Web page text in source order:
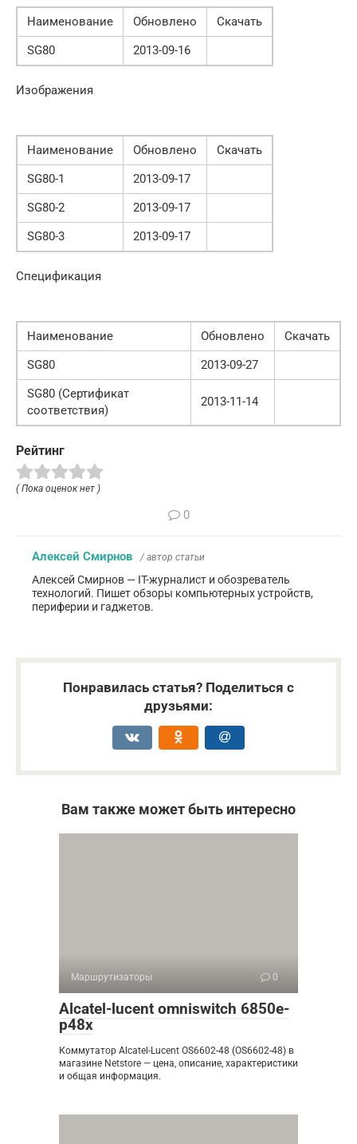
Наименование Обновлено
Скачать
SG80
2013-09-16
Изображения
Наименование Обновлено
Скачать
SG80-1
2013-09-17
SG80-2
2013-09-17
SG80-3
2013-09-17
Спецификация
Наименование Обновлено
Скачать
SG80
2013-09-27
SG80 (Сертификат
соответствия)
2013-11-14
Рейтинг
( Пока оценок нет )
0
Алексей Смирнов / автор статьи
Алексей Смирнов — IT-журналист и обозреватель
технологий. Пишет обзоры компьютерных устройств,
периферии и гаджетов.
Понравилась статья? Поделиться с
друзьями:
Вам также может быть интересно
Маршрутизаторы 0
Alcatel-lucent omniswitch 6850e-
p48x
Коммутатор Alcatel-Lucent OS6602-48 (OS6602-48) в
магазине Netstore — цена, описание, характеристики
и общая информация.